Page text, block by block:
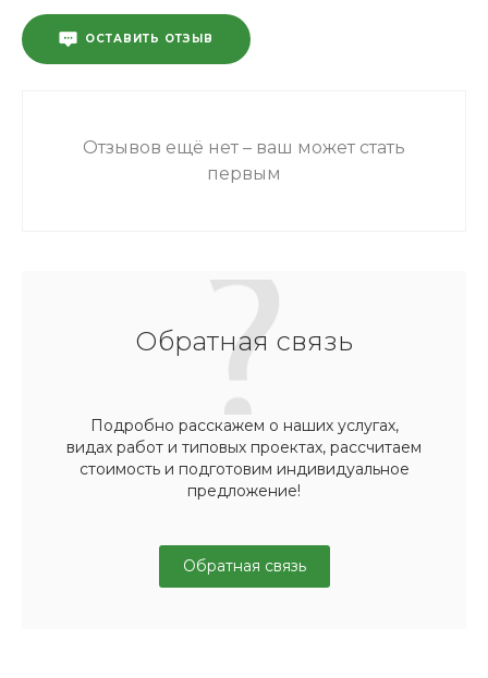
ОСТАВИТЬ ОТЗЫВ
Отзывов ещё нет – ваш может стать
первым
Обратная связь
Подробно расскажем о наших услугах,
видах работ и типовых проектах, рассчитаем
стоимость и подготовим индивидуальное
предложение!
Обратная связь